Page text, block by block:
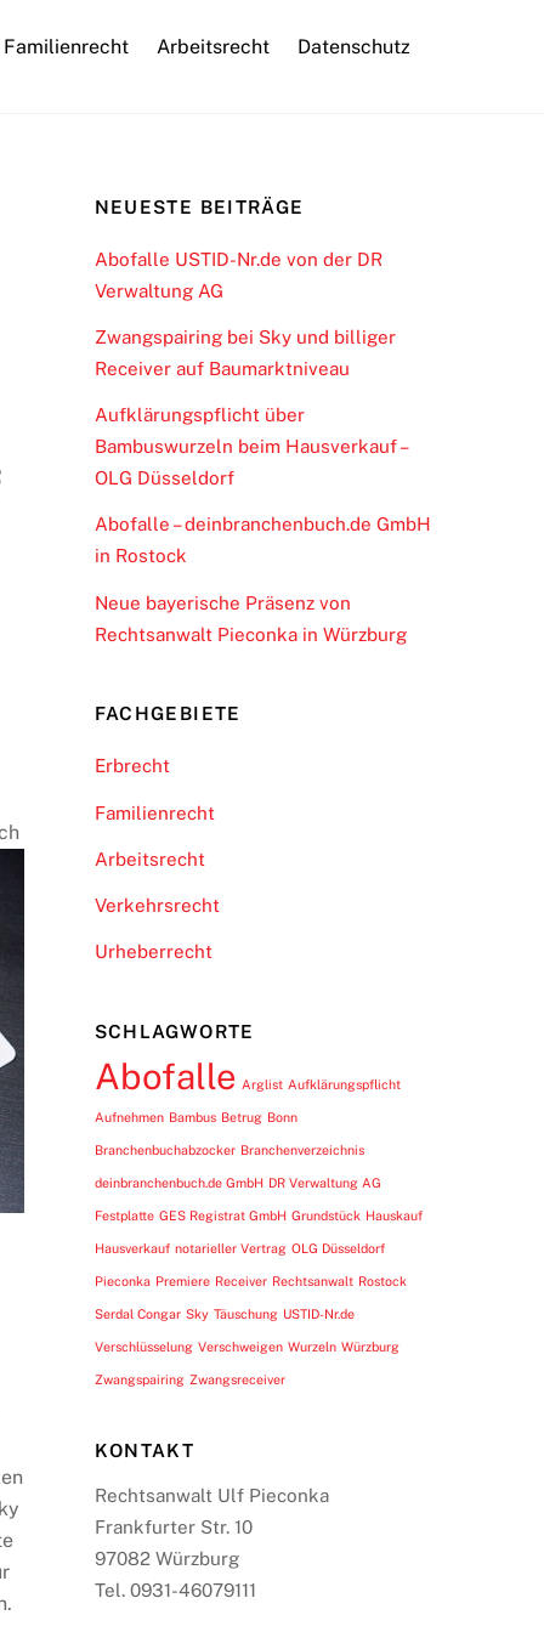
Familienrecht Arbeitsrecht Datenschutz
NEUESTE BEITRÄGE
Abofalle USTID-Nr.de von der DR
Verwaltung AG
Zwangspairing bei Sky und billiger
Receiver auf Baumarktniveau
Aufklärungspflicht über
Bambuswurzeln beim Hausverkauf –
OLG Düsseldorf
Abofalle – deinbranchenbuch.de GmbH
in Rostock
Neue bayerische Präsenz von
Rechtsanwalt Pieconka in Würzburg
FACHGEBIETE
Erbrecht
Familienrecht
Arbeitsrecht
Verkehrsrecht
Urheberrecht
SCHLAGWORTE
Abofalle Arglist Aufklärungspflicht
Aufnehmen Bambus Betrug Bonn
Branchenbuchabzocker Branchenverzeichnis
deinbranchenbuch.de GmbH DR Verwaltung AG
Festplatte GES Registrat GmbH Grundstück Hauskauf
Hausverkauf notarieller Vertrag OLG Düsseldorf
Pieconka Premiere Receiver Rechtsanwalt Rostock
Serdal Congar Sky Täuschung USTID-Nr.de
Verschlüsselung Verschweigen Wurzeln Würzburg
Zwangspairing Zwangsreceiver
KONTAKT
Rechtsanwalt Ulf Pieconka
Frankfurter Str. 10
97082 Würzburg
Tel. 0931-46079111